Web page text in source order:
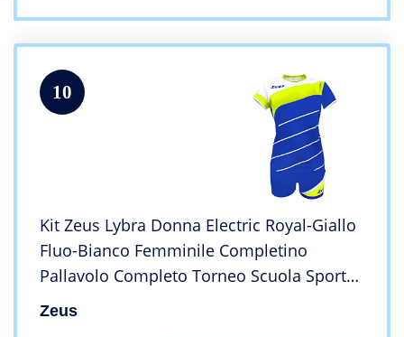
10
Kit Zeus Lybra Donna Electric Royal-Giallo
Fluo-Bianco Femminile Completino
Pallavolo Completo Torneo Scuola Sport
Training Volley Pegashop (XXL)
Zeus